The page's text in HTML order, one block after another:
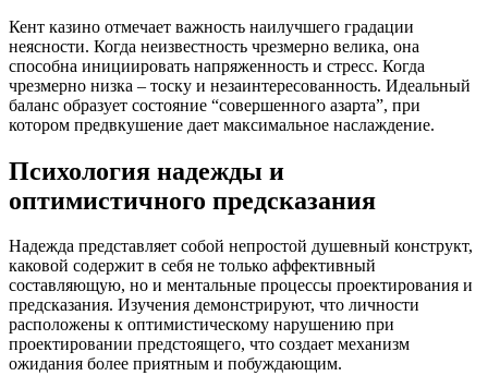
Кент казино отмечает важность наилучшего градации
неясности. Когда неизвестность чрезмерно велика, она
способна инициировать напряженность и стресс. Когда
чрезмерно низка – тоску и незаинтересованность. Идеальный
баланс образует состояние “совершенного азарта”, при
котором предвкушение дает максимальное наслаждение.
Психология надежды и
оптимистичного предсказания
Надежда представляет собой непростой душевный конструкт,
каковой содержит в себя не только аффективный
составляющую, но и ментальные процессы проектирования и
предсказания. Изучения демонстрируют, что личности
расположены к оптимистическому нарушению при
проектировании предстоящего, что создает механизм
ожидания более приятным и побуждающим.